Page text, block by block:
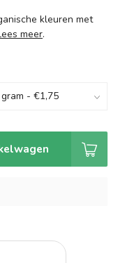
kleuren met
meer.